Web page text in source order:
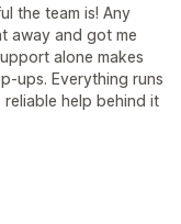
the team is! Any
away and got me
alone makes
ups. Everything runs
reliable help behind it